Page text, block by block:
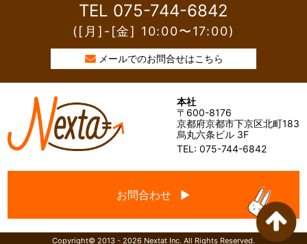
TEL 075-744-6842
([月]-[金] 10:00〜17:00)
メールでのお問合せはこちら
本社
〒600-8176
京都府京都市下京区北町183
烏丸六条ビル 3F
TEL: 075-744-6842
お問合わせ ▶
Copyright© 2013 - 2026 Nextat Inc. All Rights Reserved.